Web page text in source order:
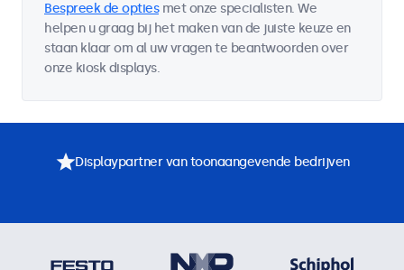
Bespreek de optiesmet onze specialisten. We
helpen u graag bij het maken van de juiste keuze en
staan klaar om al uw vragen te beantwoorden over
onze kiosk displays.
Displaypartner van toonaangevende bedrijven